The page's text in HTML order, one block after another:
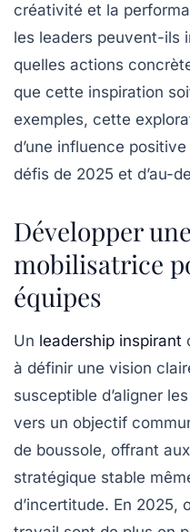
créativité et la
les leaders peuvent-ils
quelles actions
que cette inspiration
exemples, cette
d’une influence
défis de 2025 et d’au-
Développer
mobilisatrice
équipes
Un leadership inspirant
à définir une vision
susceptible d’aligner
vers un objectif
de boussole, offrant
stratégique stable
d’incertitude. En 2025,